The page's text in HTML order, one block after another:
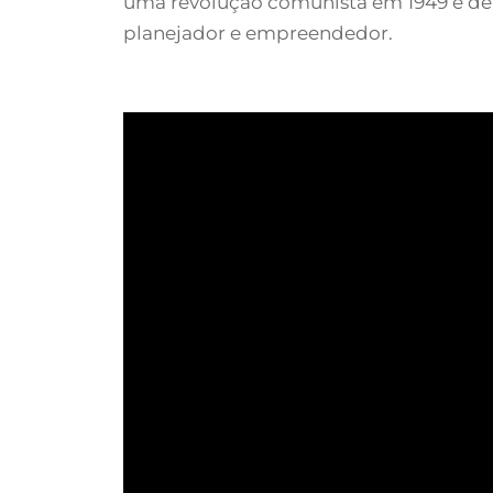
planejador e empreendedor.